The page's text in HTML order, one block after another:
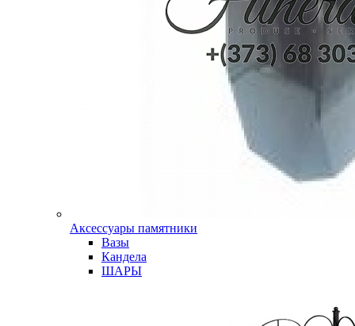
Аксессуары памятники
Вазы
Кандела
ШАРЫ